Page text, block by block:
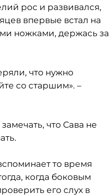
рос и развивался,
впервые встал на
ножками, держась за
что нужно
со старшим». –
что Сава не
то время
когда боковым
его слух в